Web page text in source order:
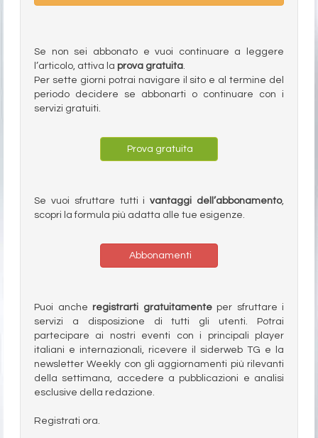
Se non sei abbonato e vuoi continuare a leggere
l’articolo, attiva la prova gratuita.
Per sette giorni potrai navigare il sito e al termine del
periodo decidere se abbonarti o continuare con i
servizi gratuiti.
Prova gratuita
Se vuoi sfruttare tutti ivantaggi dell’abbonamento,
scopri la formula più adatta alle tue esigenze.
Abbonamenti
Puoi anche registrarti gratuitamenteper sfruttare i
servizi a disposizione di tutti gli utenti. Potrai
partecipare ai nostri eventi con i principali player
italiani e internazionali, ricevere il siderweb TG e la
newsletter Weekly con gli aggiornamenti più rilevanti
della settimana, accedere a pubblicazioni e analisi
esclusive della redazione.
Registrati ora.